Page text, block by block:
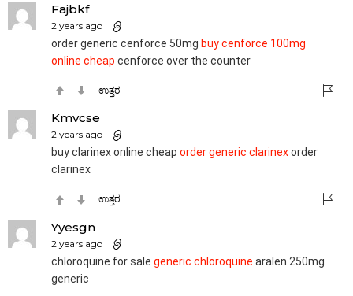
Fajbkf
2 years ago
order generic cenforce 50mg buy cenforce 100mg
online cheap cenforce over the counter
ಉತ್ತರ
Kmvcse
2 years ago
buy clarinex online cheap order generic clarinexorder
clarinex
ಉತ್ತರ
Yyesgn
2 years ago
chloroquine for sale generic chloroquine aralen 250mg
generic